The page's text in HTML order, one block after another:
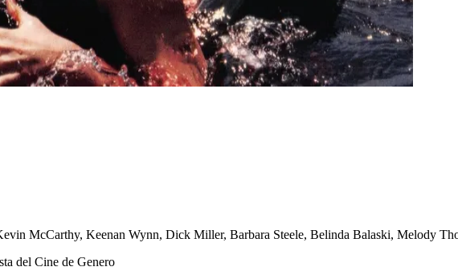
McCarthy, Keenan Wynn, Dick Miller, Barbara Steele, Belinda Balaski, Melody
del Cine de Genero